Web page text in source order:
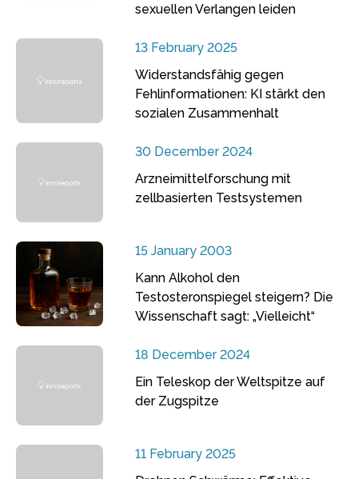
sexuellen Verlangen leiden
13 February 2025
Widerstandsfähig gegen
Fehlinformationen: KI stärkt den
sozialen Zusammenhalt
30 December 2024
Arzneimittelforschung mit
zellbasierten Testsystemen
15 January 2003
Kann Alkohol den
Testosteronspiegel steigern? Die
Wissenschaft sagt: „Vielleicht“
18 December 2024
Ein Teleskop der Weltspitze auf
der Zugspitze
11 February 2025